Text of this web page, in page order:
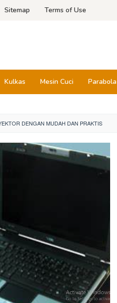
Sitemap Terms of Use
Kulkas Mesin Cuci Parabola
DENGAN MUDAH DAN PRAKTIS